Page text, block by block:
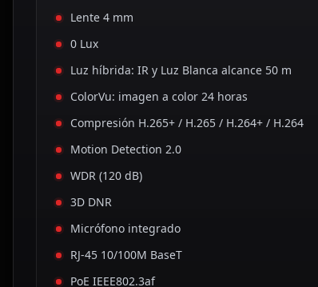
Lente 4 mm
0 Lux
Luz híbrida: IR y Luz Blanca alcance 50 m
ColorVu: imagen a color 24 horas
Compresión H.265+ / H.265 / H.264+ / H.264
Motion Detection 2.0
WDR (120 dB)
3D DNR
Micrófono integrado
RJ-45 10/100M BaseT
PoE IEEE802.3af